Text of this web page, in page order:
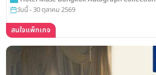
วันนี้ - 30 ตุลาคม 2569
สนใจแพ็กเกจ